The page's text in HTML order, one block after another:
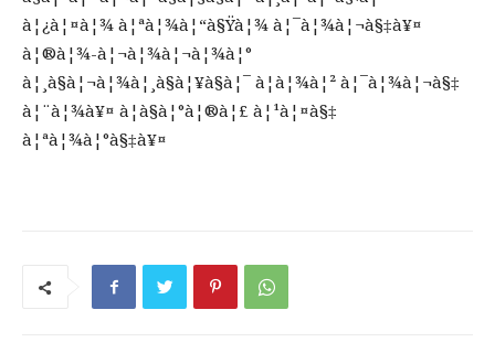
à¦¿à¦¤à¦¾ à¦ªà¦¾à¦“à§Ÿà¦¾ à¦¯à¦¾à¦¬à§‡à¥¤
à¦®à¦¾-à¦¬à¦¾à¦¬à¦¾à¦°
à¦¸à§à¦¬à¦¾à¦¸à§à¦¥à§à¦¯ à¦­à¦¾à¦² à¦¯à¦¾à¦¬à§‡
à¦¨à¦¾à¥¤ à¦­à§à¦°à¦®à¦£ à¦¹à¦¤à§‡
à¦ªà¦¾à¦°à§‡à¥¤